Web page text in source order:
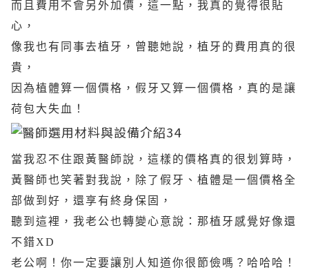
而且費用不會另外加價，這一點，我真的覺得很貼
心，
像我也有同事去植牙，曾聽她說，植牙的費用真的很
貴，
因為植體算一個價格，假牙又算一個價格，真的是讓
荷包大失血！
當我忍不住跟黃醫師說，這樣的價格真的很划算時，
黃醫師也笑著對我說，除了假牙、植體是一個價格全
部做到好，還享有終身保固，
聽到這裡，我老公也轉變心意說：那植牙感覺好像還
不錯XD
老公啊！你一定要讓別人知道你很節儉嗎？哈哈哈！